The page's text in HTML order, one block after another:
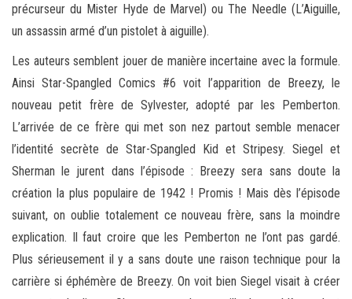
précurseur du Mister Hyde de Marvel) ou The Needle (L’Aiguille,
un assassin armé d’un pistolet à aiguille).
Les auteurs semblent jouer de manière incertaine avec la formule.
Ainsi Star-Spangled Comics #6 voit l’apparition de Breezy, le
nouveau petit frère de Sylvester, adopté par les Pemberton.
L’arrivée de ce frère qui met son nez partout semble menacer
l’identité secrète de Star-Spangled Kid et Stripesy. Siegel et
Sherman le jurent dans l’épisode : Breezy sera sans doute la
création la plus populaire de 1942 ! Promis ! Mais dès l’épisode
suivant, on oublie totalement ce nouveau frère, sans la moindre
explication. Il faut croire que les Pemberton ne l’ont pas gardé.
Plus sérieusement il y a sans doute une raison technique pour la
carrière si éphémère de Breezy. On voit bien Siegel visait à créer